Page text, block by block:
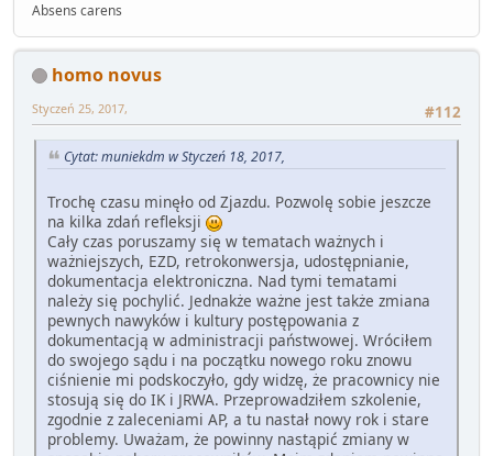
Absens carens
homo novus
#112
Styczeń 25, 2017,
Cytat: muniekdm w Styczeń 18, 2017,
Trochę czasu minęło od Zjazdu. Pozwolę sobie jeszcze
na kilka zdań refleksji
Cały czas poruszamy się w tematach ważnych i
ważniejszych, EZD, retrokonwersja, udostępnianie,
dokumentacja elektroniczna. Nad tymi tematami
należy się pochylić. Jednakże ważne jest także zmiana
pewnych nawyków i kultury postępowania z
dokumentacją w administracji państwowej. Wróciłem
do swojego sądu i na początku nowego roku znowu
ciśnienie mi podskoczyło, gdy widzę, że pracownicy nie
stosują się do IK i JRWA. Przeprowadziłem szkolenie,
zgodnie z zaleceniami AP, a tu nastał nowy rok i stare
problemy. Uważam, że powinny nastąpić zmiany w